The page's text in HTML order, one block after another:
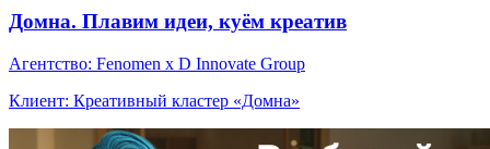
Домна. Плавим идеи, куём креатив
Агентство: Fenomen x D Innovate Group
Клиент: Креативный кластер «Домна»